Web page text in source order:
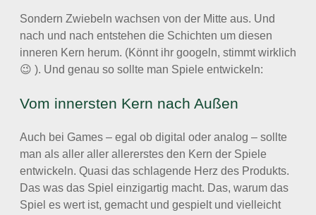
Sondern Zwiebeln wachsen von der Mitte aus. Und
nach und nach entstehen die Schichten um diesen
inneren Kern herum. (Könnt ihr googeln, stimmt wirklich
😉 ). Und genau so sollte man Spiele entwickeln:
Vom innersten Kern nach Außen
Auch bei Games – egal ob digital oder analog – sollte
man als aller aller allererstes den Kern der Spiele
entwickeln. Quasi das schlagende Herz des Produkts.
Das was das Spiel einzigartig macht. Das, warum das
Spiel es wert ist, gemacht und gespielt und vielleicht